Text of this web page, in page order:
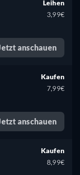
Leihen
3,99€
anschauen
Kaufen
7,99€
anschauen
Kaufen
8,99€